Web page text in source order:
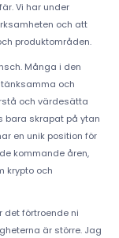
Vi har under
och att
produktområden.
Många i den
och
och värdesätta
bara skrapat på ytan
en unik position för
kommande åren,
krypto och
förtroende ni
är större. Jag